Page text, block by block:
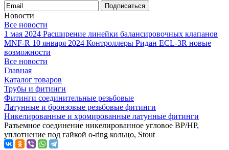
Подписаться
Новости
Все новости
1 мая 2024 Расширение линейки балансировочных клапанов
MNF-R 10 января 2024 Контроллеры Ридан ECL-3R новые
возможности
Все новости
Главная
Каталог товаров
Трубы и фитинги
Фитинги соединительные резьбовые
Латунные и бронзовые резьбовые фитинги
Никелированные и хромированные латунные фитинги
Разъемное соединение никелированное угловое ВР/НР,
уплотнение под гайкой o-ring кольцо, Stout